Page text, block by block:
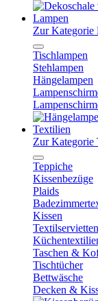
Lampen
Zur Kategorie
Tischlampen
Stehlampen
Hängelampen
Textilien
Zur Kategorie
Teppiche
Kissenbezüge
Plaids
Kissen
Textilservietten
Taschen &
Tischtücher
Bettwäsche
Decken &